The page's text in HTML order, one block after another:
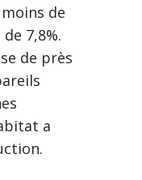
de
7,8%.
de près
a